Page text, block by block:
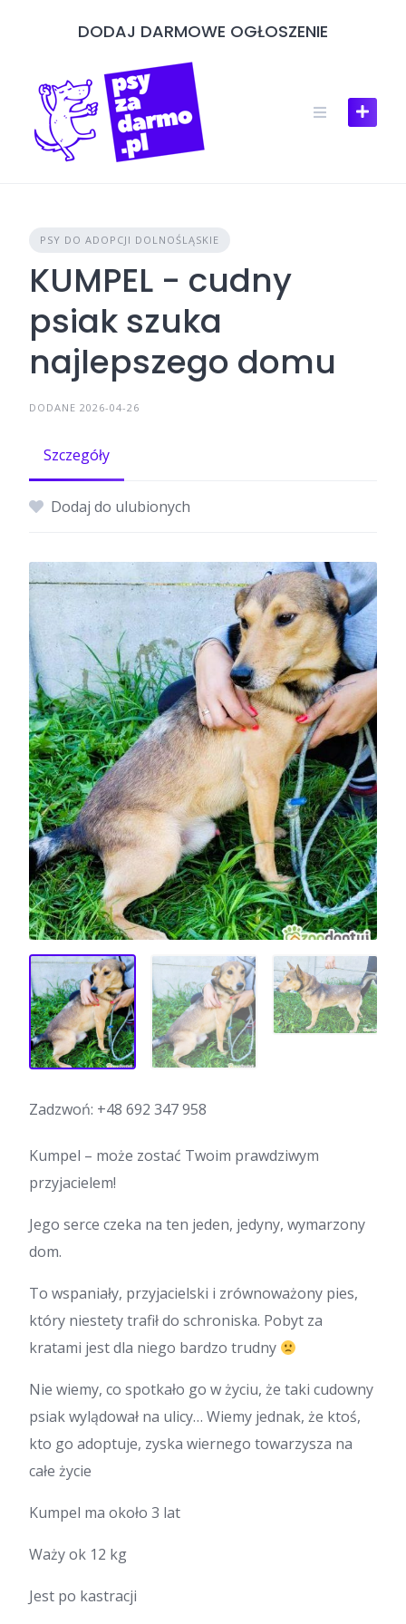
DODAJ DARMOWE OGŁOSZENIE
PSY DO ADOPCJI DOLNOŚLĄSKIE
KUMPEL - cudny
psiak szuka
najlepszego domu
DODANE 2026-04-26
Szczegóły
Dodaj do ulubionych
Zadzwoń: +48 692 347 958
Kumpel – może zostać Twoim prawdziwym
przyjacielem!
Jego serce czeka na ten jeden, jedyny, wymarzony
dom.
To wspaniały, przyjacielski i zrównoważony pies,
który niestety trafił do schroniska. Pobyt za
kratami jest dla niego bardzo trudny
Nie wiemy, co spotkało go w życiu, że taki cudowny
psiak wylądował na ulicy… Wiemy jednak, że ktoś,
kto go adoptuje, zyska wiernego towarzysza na
całe życie
Kumpel ma około 3 lat
Waży ok 12 kg
Jest po kastracji